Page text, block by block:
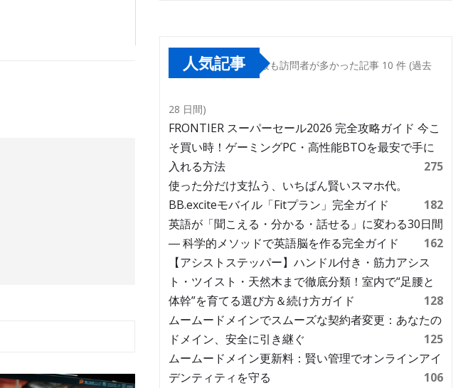
人気記事 最も訪問者が多かった記事 10 件 (過去
28 日間)
FRONTIER スーパーセール2026 完全攻略ガイド 今こ
そ買い時！ゲーミングPC・高性能BTOを最安で手に
入れる方法
275
使った分だけ支払う、いちばん賢いスマホ代。
BB.exciteモバイル「Fitプラン」完全ガイド
182
英語が「聞こえる・分かる・話せる」に変わる30日間
― 科学的メソッドで英語脳を作る完全ガイド
162
【アシストステッパー】ハンドル付き・筋力アシス
ト・ツイスト・天然木まで徹底分類！室内で“足腰と
体幹”を育てる選び方＆続け方ガイド
128
ムームードメインでスムーズな契約者変更：あなたの
ドメイン、安全に引き継ぐ
125
ムームードメイン更新料：賢い管理でオンラインアイ
デンティティを守る
106